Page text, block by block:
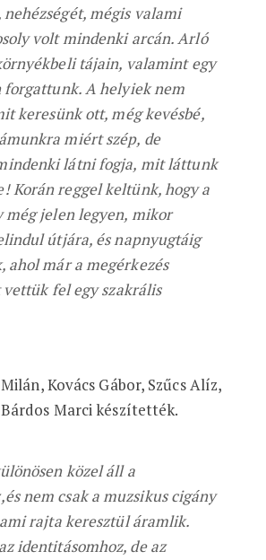
nehézségét, mégis valami
volt mindenki arcán. Arló
tájain, valamint egy
forgattunk. A helyiek nem
keresünk ott, még kevésbé,
miért szép, de
látni fogja, mit láttunk
Korán reggel keltünk, hogy a
még jelen legyen, mikor
útjára, és napnyugtáig
ahol már a megérkezés
fel egy szakrális
Kovács Gábor, Szűcs Alíz,
Marci készítették.
közel áll a
nem csak a muzsikus cigány
rajta keresztül áramlik.
identitásomhoz, de az